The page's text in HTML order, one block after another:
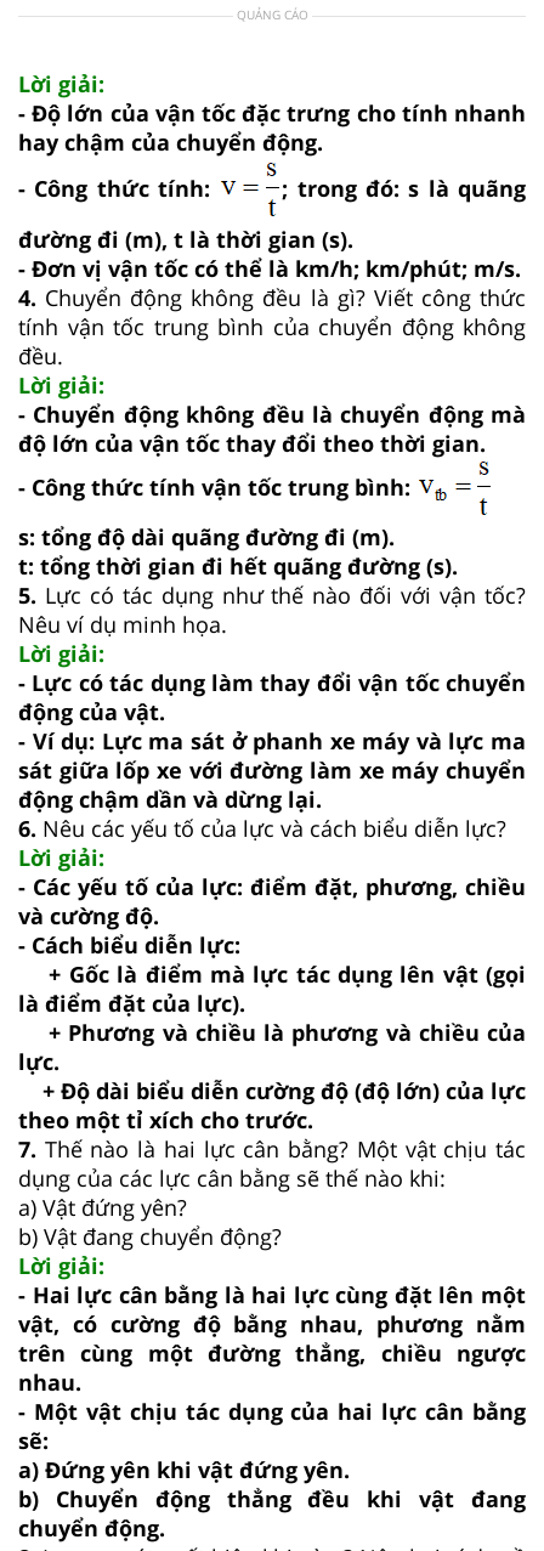
QUẢNG CÁO
Lời giải:
- Độ lớn của vận tốc đặc trưng cho tính nhanh
hay chậm của chuyển động.
- Công thức tính:
; trong đó: s là quãng
đường đi (m), t là thời gian (s).
- Đơn vị vận tốc có thể là km/h; km/phút; m/s.
4. Chuyển động không đều là gì? Viết công thức
tính vận tốc trung bình của chuyển động không
đều.
Lời giải:
- Chuyển động không đều là chuyển động mà
độ lớn của vận tốc thay đổi theo thời gian.
- Công thức tính vận tốc trung bình:
s: tổng độ dài quãng đường đi (m).
t: tổng thời gian đi hết quãng đường (s).
5. Lực có tác dụng như thế nào đối với vận tốc?
Nêu ví dụ minh họa.
Lời giải:
- Lực có tác dụng làm thay đổi vận tốc chuyển
động của vật.
- Ví dụ: Lực ma sát ở phanh xe máy và lực ma
sát giữa lốp xe với đường làm xe máy chuyển
động chậm dần và dừng lại.
6. Nêu các yếu tố của lực và cách biểu diễn lực?
Lời giải:
- Các yếu tố của lực: điểm đặt, phương, chiều
và cường độ.
- Cách biểu diễn lực:
+ Gốc là điểm mà lực tác dụng lên vật (gọi
là điểm đặt của lực).
+ Phương và chiều là phương và chiều của
lực.
+ Độ dài biểu diễn cường độ (độ lớn) của lực
theo một tỉ xích cho trước.
7. Thế nào là hai lực cân bằng? Một vật chịu tác
dụng của các lực cân bằng sẽ thế nào khi:
a) Vật đứng yên?
b) Vật đang chuyển động?
Lời giải:
- Hai lực cân bằng là hai lực cùng đặt lên một
vật, có cường độ bằng nhau, phương nằm
trên cùng một đường thẳng, chiều ngược
nhau.
- Một vật chịu tác dụng của hai lực cân bằng
sẽ:
a) Đứng yên khi vật đứng yên.
b) Chuyển động thẳng đều khi vật đang
chuyển động.